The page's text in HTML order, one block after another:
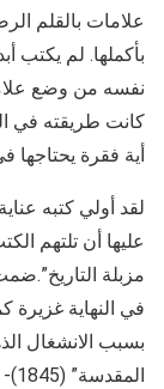
علامات بالقلم
بأكملها. لم يكتب
نفسه من وضع
كانت طريقته في
أية فقرة يحتاجها
لقد أولي كتبه
عليها أن تلتهم
مزبلة
في النهاية
بسبب الانشغال